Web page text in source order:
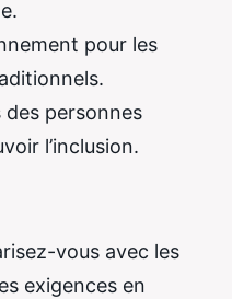
pour les
des personnes
l’inclusion.
vous avec les
exigences en